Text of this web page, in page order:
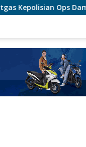
Cartenz di Sinak,